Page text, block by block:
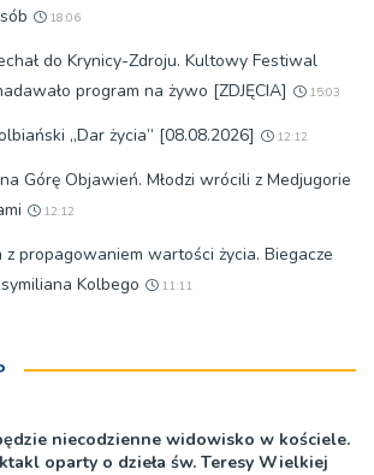
18:06
do Krynicy-Zdroju. Kultowy Festiwal
program na żywo [ZDJĘCIA]
15:03
„Dar życia” [08.08.2026] 12:12
Górę Objawień. Młodzi wrócili z Medjugorie
12:12
propagowaniem wartości życia. Biegacze
Kolbego
11:11
niecodzienne widowisko w kościele.
oparty o dzieła św. Teresy Wielkiej